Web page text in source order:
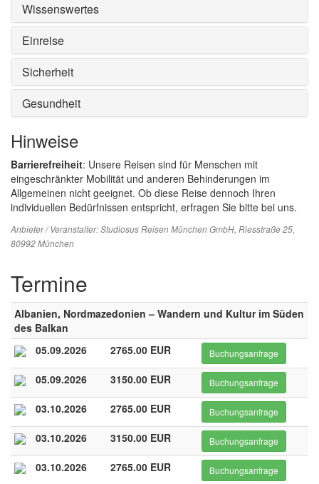
Wissenswertes
Einreise
Sicherheit
Gesundheit
Hinweise
Barrierefreiheit: Unsere Reisen sind für Menschen mit
eingeschränkter Mobilität und anderen Behinderungen im
Allgemeinen nicht geeignet. Ob diese Reise dennoch Ihren
individuellen Bedürfnissen entspricht, erfragen Sie bitte bei uns.
Anbieter / Veranstalter:Studiosus Reisen München GmbH, Riesstraße 25,
80992 München
Termine
Albanien, Nordmazedonien – Wandern und Kultur im Süden
des Balkan
05.09.2026
2765.00 EUR Buchungsanfrage
05.09.2026 3150.00 EUR Buchungsanfrage
03.10.2026 2765.00 EUR Buchungsanfrage
03.10.2026 3150.00 EUR Buchungsanfrage
03.10.2026 2765.00 EUR Buchungsanfrage